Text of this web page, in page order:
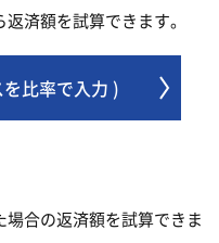
済額を試算できます。
比率で入力 )
合の返済額を試算できま